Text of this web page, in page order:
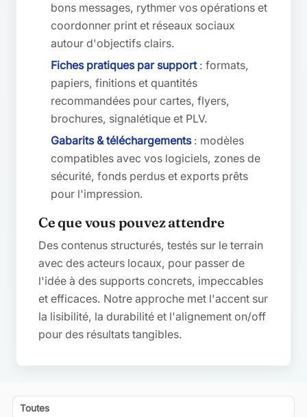
bons messages, rythmer vos opérations et
coordonner print et réseaux sociaux
autour d'objectifs clairs.
Fiches pratiques par support: formats,
papiers, finitions et quantités
recommandées pour cartes, flyers,
brochures, signalétique et PLV.
Gabarits & téléchargements: modèles
compatibles avec vos logiciels, zones de
sécurité, fonds perdus et exports prêts
pour l'impression.
Ce que vous pouvez attendre
Des contenus structurés, testés sur le terrain
avec des acteurs locaux, pour passer de
l'idée à des supports concrets, impeccables
et efficaces. Notre approche met l'accent sur
la lisibilité, la durabilité et l'alignement on/off
pour des résultats tangibles.
Sous-catégories
Toutes